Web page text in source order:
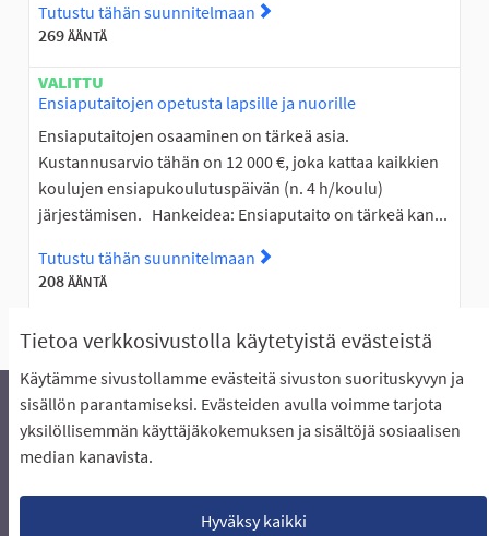
Tietoa verkkosivustolla käytetyistä evästeistä
Käytämme sivustollamme evästeitä sivuston suorituskyvyn ja
sisällön parantamiseksi. Evästeiden avulla voimme tarjota
yksilöllisemmän käyttäjäkokemuksen ja sisältöjä sosiaalisen
median kanavista.
Hyväksy kaikki
Tutustu tähän suunnitelmaan
269ÄÄNTÄ
VALITTU
Ensiaputaitojen opetusta lapsille ja nuorille
Ensiaputaitojen osaaminen on tärkeä asia.
Kustannusarvio tähän on 12 000 €, joka kattaa kaikkien
koulujen ensiapukoulutuspäivän (n. 4 h/koulu)
järjestämisen. Hankeidea: Ensiaputaito on tärkeä kan...
Tutustu tähän suunnitelmaan
208ÄÄNTÄ
Äänestyksen pikaohjeet
Usein kysytyt kysymykset
Näin äänestät Asukasbudjetissa
Lataa avoimet datatiedostot